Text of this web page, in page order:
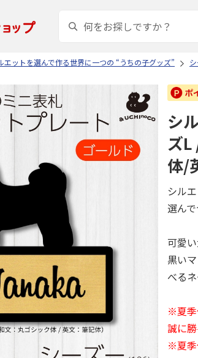
エットを選んで作る世界に一つの “うちの子グッズ”
シ
ズL
体/
シル
選ん
可愛
黒い
べる
※夏
誠に
※夏季